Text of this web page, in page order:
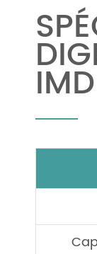
IMD